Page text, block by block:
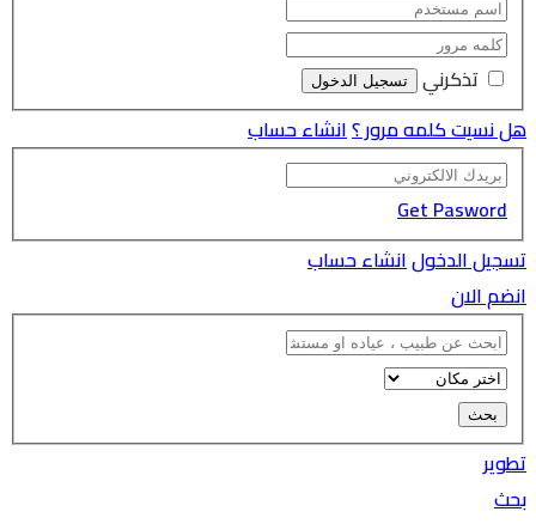
تذكرني
هل نسيت كلمه مرور ؟انشاء حساب
Get Pasword
تسجيل الدخولانشاء حساب
انضم الان
تطوير
بحث